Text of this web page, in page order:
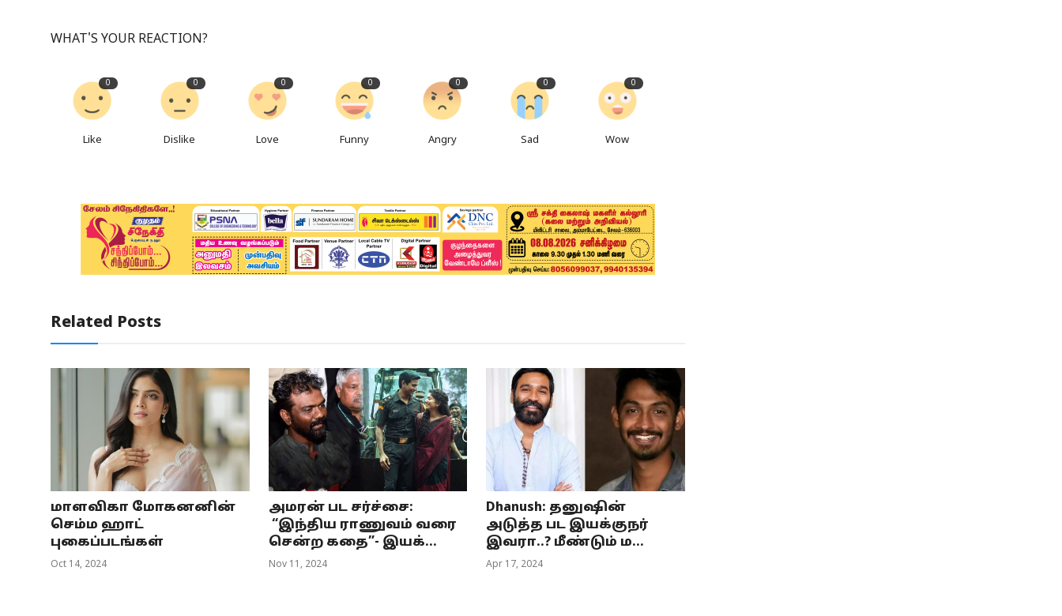
WHAT'S YOUR REACTION?
0
Like
0
Dislike
0
Love
0
Funny
0
Angry
0
Sad
0
Wow
Related Posts
மாளவிகா மோகனனின்
செம்ம ஹாட்
புகைப்படங்கள்
Oct 14, 2024
அமரன் பட சர்ச்சை:
“இந்திய ராணுவம் வரை
சென்ற கதை”- இயக்...
Nov 11, 2024
Dhanush: தனுஷின்
அடுத்த பட இயக்குநர்
இவரா..? மீண்டும் ம...
Apr 17, 2024